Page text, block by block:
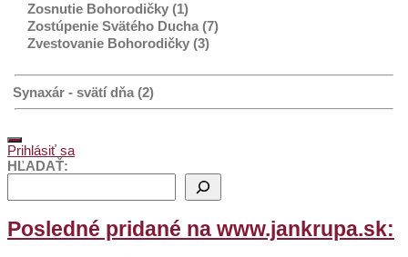
Zosnutie Bohorodičky (1)
Zostúpenie Svätého Ducha (7)
Zvestovanie Bohorodičky (3)
Synaxár - svätí dňa (2)
Prihlásiť sa
HĽADAŤ:
Posledné pridané na www.jankrupa.sk: